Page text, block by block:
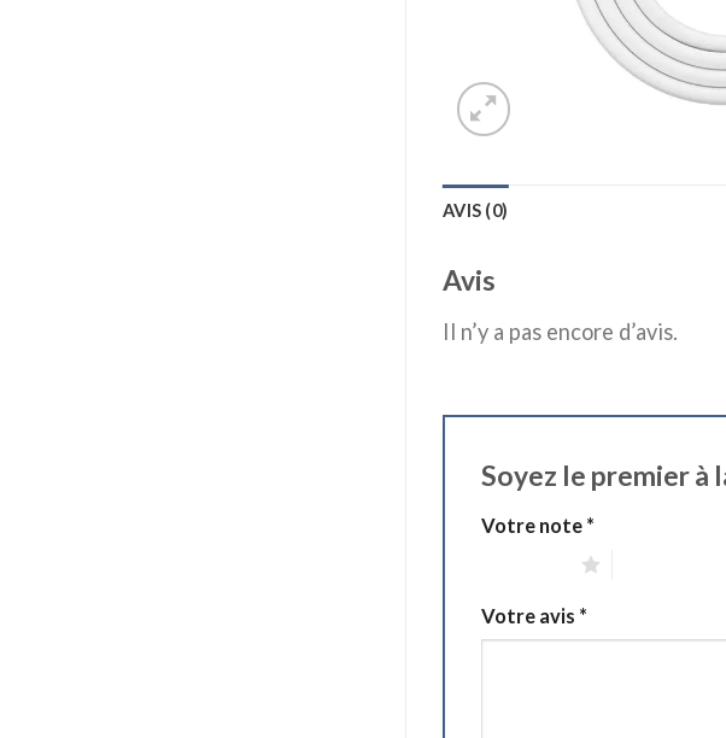
AVIS (0)
Avis
Il n’y a pas encore d’avis.
Soyez le premier à
Votre note *
Votre avis *